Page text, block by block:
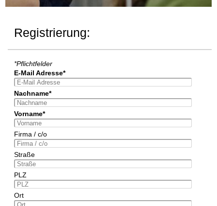
Registrierung:
*Pflichtfelder
E-Mail Adresse*
Nachname*
Vorname*
Firma / c/o
Straße
PLZ
Ort